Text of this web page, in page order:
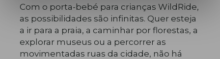
Com o porta-bebé para crianças WildRide,
as possibilidades são infinitas. Quer esteja
a ir para a praia, a caminhar por florestas, a
explorar museus ou a percorrer as
movimentadas ruas da cidade, não há